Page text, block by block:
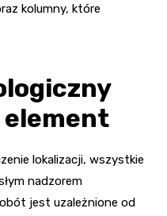
kolumny, które
element
lokalizacji, wszystkie
nadzorem
jest uzależnione od